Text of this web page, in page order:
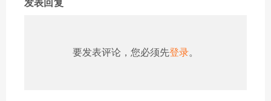
发表回复
要发表评论，您必须先登录。